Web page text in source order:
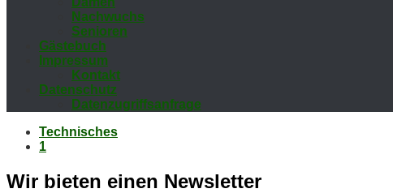
Nach­wuchs
Se­nio­ren
Gäs­te­buch
Im­pres­sum
Kon­takt
Da­ten­schutz
Da­ten­zu­griffs­an­fra­ge
Technisches
1
Wir bie­ten ei­nen Newsletter